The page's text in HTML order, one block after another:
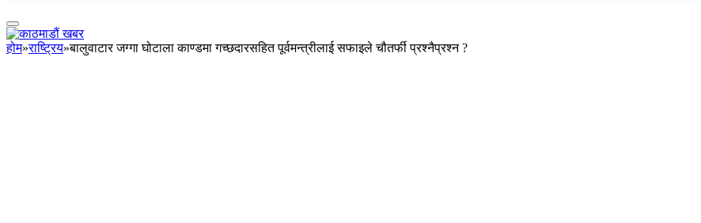
होम»राष्ट्रिय»बालुवाटार जग्गा घोटाला काण्डमा गच्छदारसहित पूर्वमन्त्रीलाई सफाइले चौतर्फी प्रश्नैप्रश्न ?